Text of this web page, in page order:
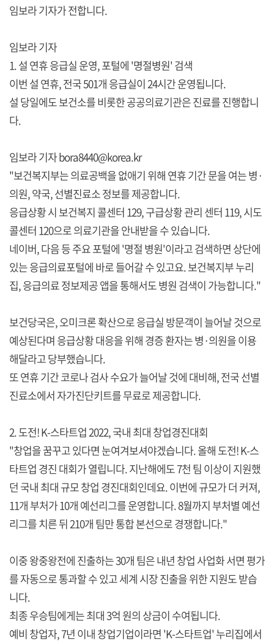
임보라 기자가 전합니다.
임보라 기자
1. 설 연휴 응급실 운영, 포털에 '명절병원' 검색
이번 설 연휴, 전국 501개 응급실이 24시간 운영됩니다.
설 당일에도 보건소를 비롯한 공공의료기관은 진료를 진행합니
다.
임보라 기자 bora8440@korea.kr
"보건복지부는 의료공백을 없애기 위해 연휴 기간 문을 여는 병·
의원, 약국, 선별진료소 정보를 제공합니다.
응급상황 시 보건복지 콜센터 129, 구급상황 관리 센터 119, 시도
콜센터 120으로 의료기관을 안내받을 수 있습니다.
네이버, 다음 등 주요 포털에 '명절 병원'이라고 검색하면 상단에
있는 응급의료포털에 바로 들어갈 수 있고요. 보건복지부 누리
집, 응급의료 정보제공 앱을 통해서도 병원 검색이 가능합니다."
보건당국은, 오미크론 확산으로 응급실 방문객이 늘어날 것으로
예상된다며 응급상황 대응을 위해 경증 환자는 병·의원을 이용
해달라고 당부했습니다.
또 연휴 기간 코로나 검사 수요가 늘어날 것에 대비해, 전국 선별
진료소에서 자가진단키트를 무료로 제공합니다.
2. 도전! K-스타트업 2022, 국내 최대 창업경진대회
"창업을 꿈꾸고 있다면 눈여겨보셔야겠습니다. 올해 도전! K-스
타트업 경진 대회가 열립니다. 지난해에도 7천 팀 이상이 지원했
던 국내 최대 규모 창업 경진대회인데요. 이번에 규모가 더 커져,
11개 부처가 10개 예선리그를 운영합니다. 8월까지 부처별 예선
리그를 치른 뒤 210개 팀만 통합 본선으로 경쟁합니다."
이중 왕중왕전에 진출하는 30개 팀은 내년 창업 사업화 서면 평가
를 자동으로 통과할 수 있고 세계 시장 진출을 위한 지원도 받습
니다.
최종 우승팀에게는 최대 3억 원의 상금이 수여됩니다.
예비 창업자, 7년 이내 창업기업이라면 'K-스타트업' 누리집에서